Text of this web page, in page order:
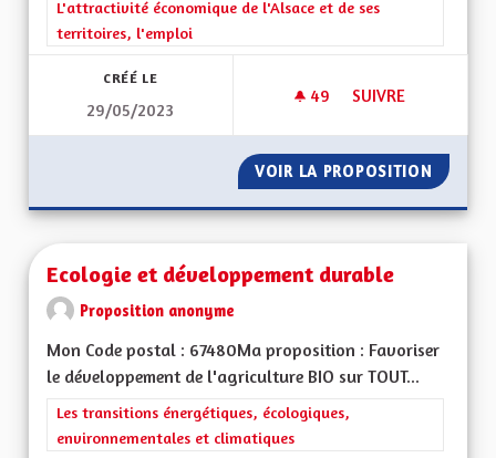
Filtrer les résultats de la catégorie : L'attractivité
L'attractivité économique de l'Alsace et de ses
territoires, l'emploi
CRÉÉ LE
29/05/2023
49 49 ABONNÉS
SUIVRE
VOIR LA PROPOSITION
Ecologie et développement durable
Proposition anonyme
Mon Code postal : 67480Ma proposition : Favoriser
le développement de l'agriculture BIO sur TOUT...
Filtrer les résultats de la catégorie : Les transitions
Les transitions énergétiques, écologiques,
environnementales et climatiques